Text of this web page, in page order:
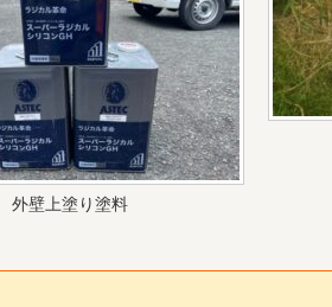
外壁上塗り塗料